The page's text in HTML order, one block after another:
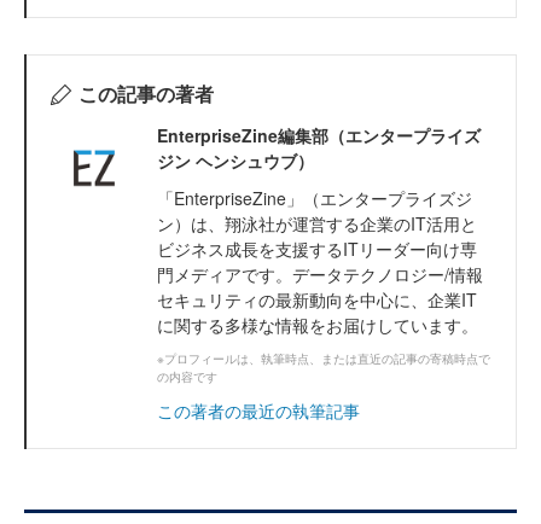
この記事の著者
EnterpriseZine編集部（エンタープライズ
ジン ヘンシュウブ）
「EnterpriseZine」（エンタープライズジ
ン）は、翔泳社が運営する企業のIT活用と
ビジネス成長を支援するITリーダー向け専
門メディアです。データテクノロジー/情報
セキュリティの最新動向を中心に、企業IT
に関する多様な情報をお届けしています。
※プロフィールは、執筆時点、または直近の記事の寄稿時点で
の内容です
この著者の最近の執筆記事